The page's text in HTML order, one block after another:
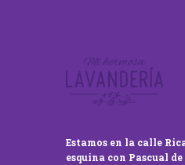
Estamos en la calle
esquina con Pascual